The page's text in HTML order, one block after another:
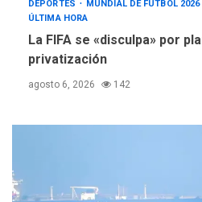
DEPORTES MUNDIAL DE FÚTBOL 2026
ÚLTIMA HORA
La FIFA se «disculpa» por
privatización
agosto 6, 2026 142